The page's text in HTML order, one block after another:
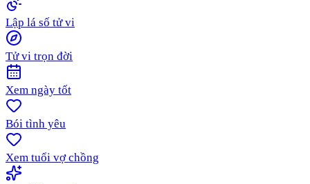
Lập lá số tử vi
Tử vi trọn đời
Xem ngày tốt
Bói tình yêu
Xem tuổi vợ chồng